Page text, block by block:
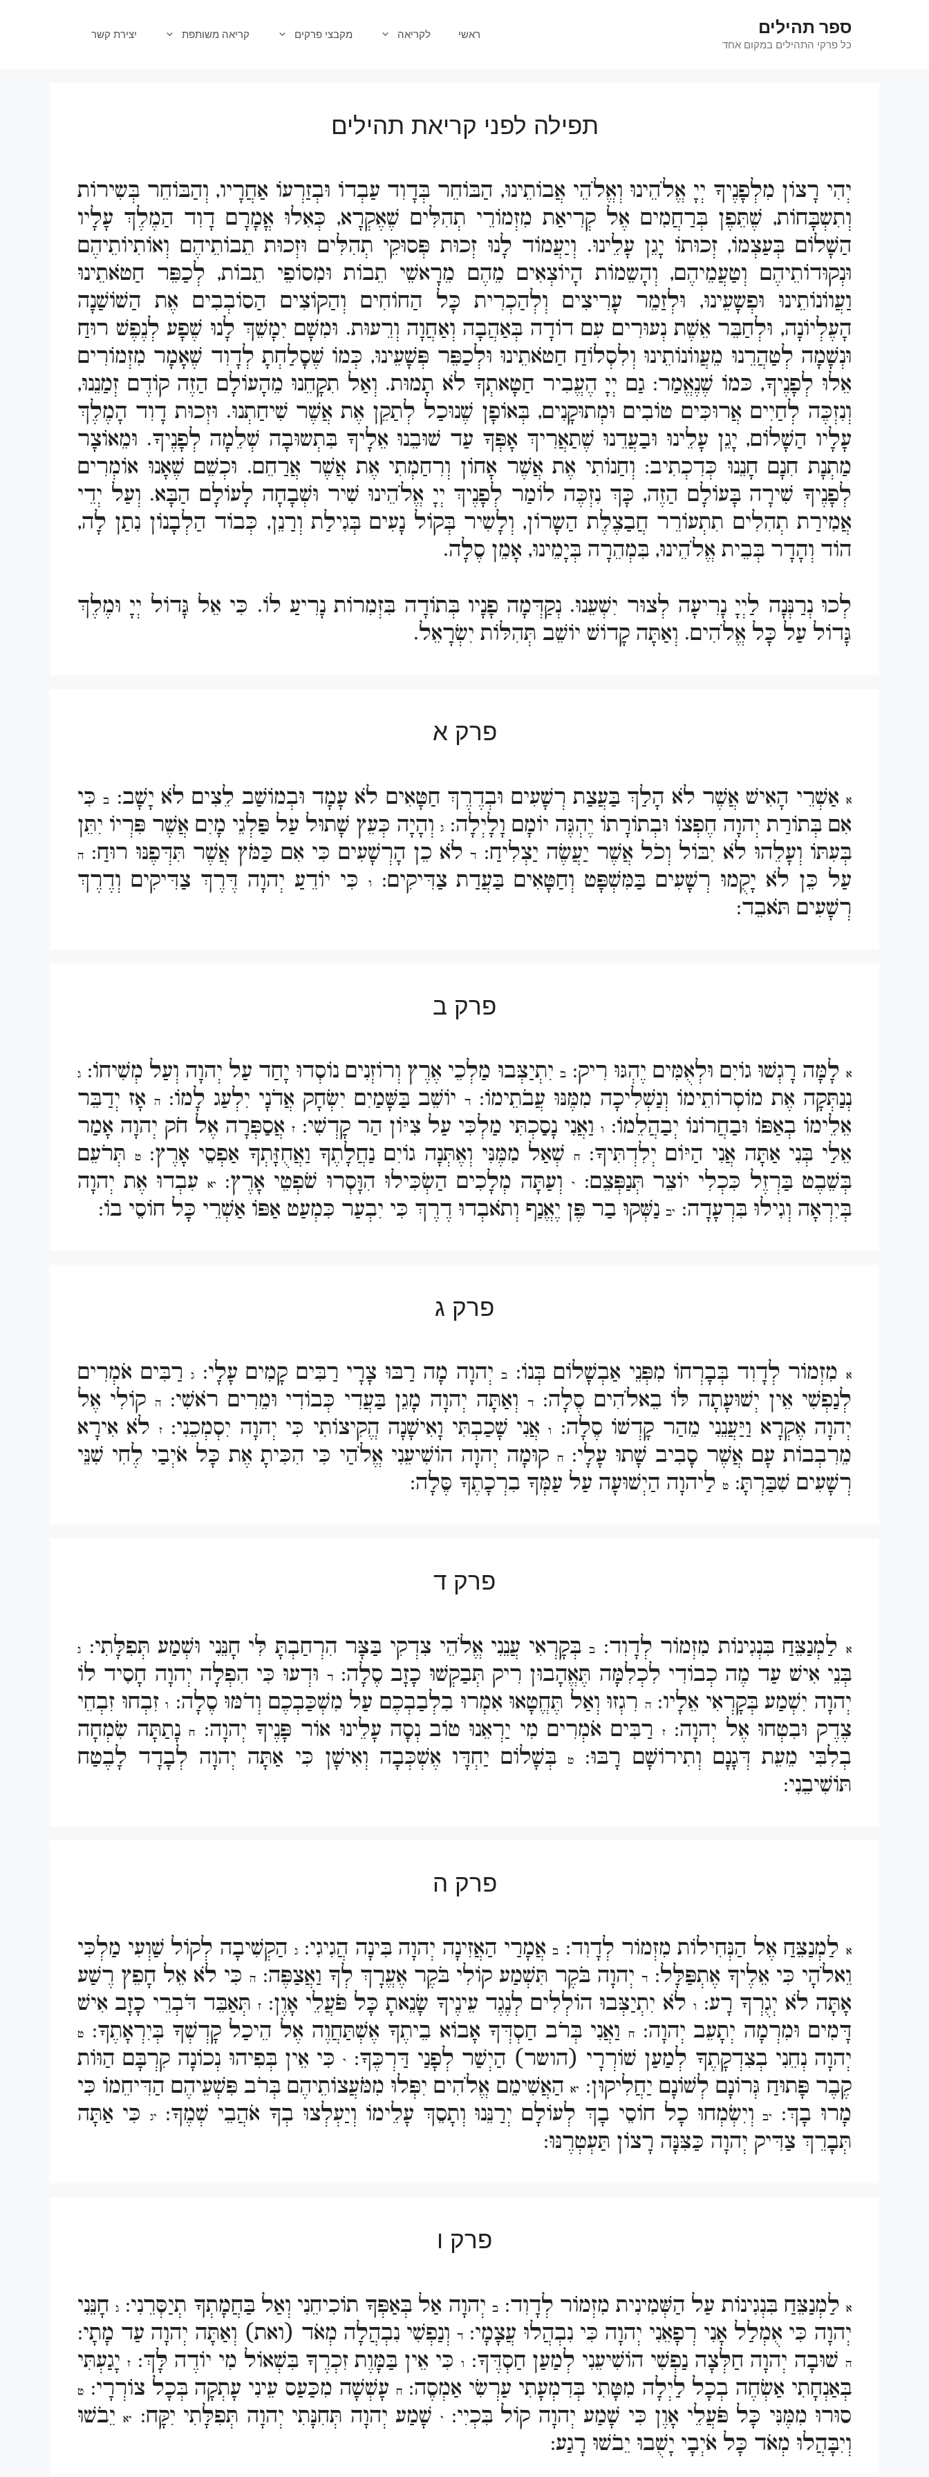
ספר תהילים
כל פרקי התהילים במקום אחד
ראשי לקריאה מקבצי פרקים קריאה משותפת יצירת קשר
תפילה לפני קריאת תהילים
יְהִי רָצוֹן מִלְפָנֶיךָ יְיָ אֱלֹהֵינוּ וְאֱלֹהֵי אֲבוֹתֵינוּ, הַבּוֹחֵר בְּדָוִד עַבְדוֹ וּבְזַרְעוֹ אַחֲרָיו, וְהַבּוֹחֵר בְּשִירוֹת
וְתִשְבָּחוֹת, שֶׁתֵּפֶן בְּרַחֲמִים אֶל קְרִיאַת מִזְמוֹרֵי תְהִלִּים שֶׁאֶקְרָא, כְּאִלוּ אֳמָרָם דָוִד הַמֶלֶךְ עָלָיו
הַשָׁלוֹם בְּעַצְמוֹ, זְכוּתוֹ יָגֵן עָלֵינוּ. וְיַעֲמוֹד לָנוּ זְכוּת פְּסוּקֵי תְהִלִּים וּזְכוּת תֵבוֹתֵיהֶם וְאוֹתִיוֹתֵיהֶם
וּנְקוּדוֹתֵיהֶם וְטַעֲמֵיהֶם, וְהָשֵמוֹת הָיוֹצְאִים מֵהֶם מֵרָאשֵׁי תֵבוֹת וּמִסוֹפֵי תֵבוֹת, לְכַפֵּר חַטֹאתֵינוּ
וַעֲווֹנוֹתֵינוּ וּפְשָעֵינוּ, וּלְזַמֵר עָרִיצִים וְלְהַכְרִית כָּל הַחוֹחִים וְהַקוֹצִים הַסוֹבְבִים אֶת הַשׁוֹשַׁנָה
הָעֶלְיוֹנָה, וּלְחַבֵּר אֵשֶׁת נְעוּרִים עִם דוֹדָה בְּאַהֲבָה וְאַחֲוָה וְרֵעוּת. וּמִשָׁם יִמָשֵׁךְ לָנוּ שֶׁפָע לְנֶפֶשׁ רוּחַ
וּנְשָׁמָה לְטַהֲרֵנוּ מֵעֲווֹנוֹתֵינוּ וְלִסְלוֹחַ חַטֹאתֵינוּ וּלְכַפֵּר פְּשָׁעֵינוּ, כְּמוֹ שֶׁסָלַחְתָ לְדָוִד שֶׁאָמָר מִזְמוֹרִים
אֵלוּ לְפָנֶיךָ, כּמוֹ שֶׁנֶאֱמַר: גַם יְיָ הֶעֱבִיר חַטָאתְךָ לֹא תָמוּת. וְאַל תִקָחֵנוּ מֵהָעוֹלָם הַזֶה קוֹדֶם זְמַנֵנוּ,
וְנִזְכֶּה לְחַיִים אֲרוּכִּים טוֹבִים וּמְתוּקָנִים, בְּאוֹפָן שֶׁנוּכַל לְתַקֵן אֶת אֲשֶׁר שִׁיחַתְנוּ. וּזְכוּת דָוִד הָמֶלֶךְ
עָלָיו הַשָׁלוֹם, יָגֵן עָלֵינוּ וּבַעֲדֵנוּ שֶׁתַאֲרִיךְ אָפְּךָ עַד שׁוּבֵנוּ אֵלָיךָ בִּתְשוּבָה שְׁלֵמָה לְפָנֶיךָ. וּמֵאוֹצָר
מַתְנָת חִנָם חָנֵנוּ כְּדִכְתִיב: וְחַנוֹתִי אֶת אֲשֶׁר אָחוֹן וְרִחַמְתִי אֶת אֲשֶׁר אֲרַחֵם. וּכְשֵׁם שֶׁאָנוּ אוֹמְרִים
לְפָנֶיךָ שִׁירָה בָּעוֹלָם הַזֶה, כָּךְ נִזְכֶּה לוֹמַר לְפָנֶיךְ יְיָ אֱלֹהֵינוּ שִׁיר וּשְׁבָחָה לָעוֹלָם הַבָּא. וְעַל יְדֵי
אֲמִירַת תְהִלִים תִתְעוֹרֵר חֲבַצֶלֶת הַשָרוֹן, וְלָשִיר בְּקוֹל נָעִים בְּגִילַת וְרַנֵן, כְּבוֹד הַלְבָנוֹן נִתַן לָה,
הוֹד וְהָדָר בְּבֵית אֱלֹהֵינוּ, בִּמְהֵרָה בְּיָמֵינוּ, אָמֵן סֶלָה.
לְכוּ נְרַנְּנָה לַיְיָ נָרִיעָה לְצוּר יִשְׁעֵנוּ. נְקַדְּמָה פָנָיו בְּתוֹדָה בִּזְמִרוֹת נָרִיעַ לוֹ. כִּי אֵל גָּדוֹל יְיָ וּמֶלֶךְ
גָּדוֹל עַל כָּל אֱלֹהִים. וְאַתָּה קָדוֹשׁ יוֹשֵׁב תְּהִלּוֹת יִשְׂרָאֵל.
פרק א
אאַשְׁרֵי הָאִישׁ אֲשֶׁר לֹא הָלַךְ בַּעֲצַת רְשָׁעִים וּבְדֶרֶךְ חַטָּאִים לֹא עָמָד וּבְמוֹשַׁב לֵצִים לֹא יָשָׁב: בכִּי
אִם בְּתוֹרַת יְהוָה חֶפְצוֹ וּבְתוֹרָתוֹ יֶהְגֶּה יוֹמָם וָלָיְלָה: ג וְהָיָה כְּעֵץ שָׁתוּל עַל פַּלְגֵי מָיִם אֲשֶׁר פִּרְיוֹ יִתֵּן
בְּעִתּוֹ וְעָלֵהוּ לֹא יִבּוֹל וְכֹל אֲשֶׁר יַעֲשֶׂה יַצְלִיחַ: דלֹא כֵן הָרְשָׁעִים כִּי אִם כַּמֹּץ אֲשֶׁר תִּדְּפֶנּוּ רוּחַ: ה
עַל כֵּן לֹא יָקֻמוּ רְשָׁעִים בַּמִּשְׁפָּט וְחַטָּאִים בַּעֲדַת צַדִּיקִים: ו
כִּי יוֹדֵעַ יְהוָה דֶּרֶךְ צַדִּיקִים וְדֶרֶךְ
רְשָׁעִים תֹּאבֵד:
פרק ב
אלָמָּה רָגְשׁוּ גוֹיִם וּלְאֻמִּים יֶהְגּוּ רִיק:ב יִתְיַצְּבוּ מַלְכֵי אֶרֶץ וְרוֹזְנִים נוֹסְדוּ יָחַד עַל יְהוָה וְעַל מְשִׁיחוֹ: ג
נְנַתְּקָה אֶת מוֹסְרוֹתֵימוֹ וְנַשְׁלִיכָה מִמֶּנּוּ עֲבֹתֵימוֹ: ד יוֹשֵׁב בַּשָּׁמַיִם יִשְׂחָק אֲדֹנָי יִלְעַג לָמוֹ: ה אָז יְדַבֵּר
אֵלֵימוֹ בְאַפּוֹ וּבַחֲרוֹנוֹ יְבַהֲלֵמוֹ: ו וַאֲנִי נָסַכְתִּי מַלְכִּי עַל צִיּוֹן הַר קָדְשִׁי: ז אֲסַפְּרָה אֶל חֹק יְהוָה אָמַר
אֵלַי בְּנִי אַתָּה אֲנִי הַיּוֹם יְלִדְתִּיךָ:ח שְׁאַל מִמֶּנִּי וְאֶתְּנָה גוֹיִם נַחֲלָתֶךָ וַאֲחֻזָּתְךָ אַפְסֵי אָרֶץ:ט
תְּרֹעֵם
בְּשֵׁבֶט בַּרְזֶל כִּכְלִי יוֹצֵר תְּנַפְּצֵם:
י וְעַתָּה מְלָכִים הַשְׂכִּילוּ הִוָּסְרוּ שֹׁפְטֵי אָרֶץ: יא
עִבְדוּ אֶת יְהוָה
בְּיִרְאָה וְגִילוּ בִּרְעָדָה: יב נַשְּׁקוּ בַר פֶּן יֶאֱנַף וְתֹאבְדוּ דֶרֶךְ כִּי יִבְעַר כִּמְעַט אַפּוֹ אַשְׁרֵי כָּל חוֹסֵי בוֹ:
פרק ג
אמִזְמוֹר לְדָוִד בְּבָרְחוֹ מִפְּנֵי אַבְשָׁלוֹם בְּנוֹ: ביְהוָה מָה רַבּוּ צָרָי רַבִּים קָמִים עָלָי: גרַבִּים אֹמְרִים
לְנַפְשִׁי אֵין יְשׁוּעָתָה לּוֹ בֵאלֹהִים סֶלָה:ד וְאַתָּה יְהוָה מָגֵן בַּעֲדִי כְּבוֹדִי וּמֵרִים רֹאשִׁי:ה קוֹלִי אֶל
יְהוָה אֶקְרָא וַיַּעֲנֵנִי מֵהַר קָדְשׁוֹ סֶלָה:
ואֲנִי שָׁכַבְתִּי וָאִישָׁנָה הֱקִיצוֹתִי כִּי יְהוָה יִסְמְכֵנִי:ז
לֹא אִירָא
מֵרִבְבוֹת עָם אֲשֶׁר סָבִיב שָׁתוּ עָלָי:
ח קוּמָה יְהוָה הוֹשִׁיעֵנִי אֱלֹהַי כִּי הִכִּיתָ אֶת כָּל אֹיְבַי לֶחִי שִׁנֵּי
רְשָׁעִים שִׁבַּרְתָּ: ט לַיהוָה הַיְשׁוּעָה עַל עַמְּךָ בִרְכָתֶךָ סֶּלָה:
פרק ד
א לַמְנַצֵּחַ בִּנְגִינוֹת מִזְמוֹר לְדָוִד: בבְּקָרְאִי עֲנֵנִי אֱלֹהֵי צִדְקִי בַּצָּר הִרְחַבְתָּ לִּי חָנֵּנִי וּשְׁמַע תְּפִלָּתִי: ג
בְּנֵי אִישׁ עַד מֶה כְבוֹדִי לִכְלִמָּה תֶּאֱהָבוּן רִיק תְּבַקְשׁוּ כָזָב סֶלָה:ד וּדְעוּ כִּי הִפְלָה יְהוָה חָסִיד לוֹ
יְהוָה יִשְׁמַע בְּקָרְאִי אֵלָיו:ה רִגְזוּ וְאַל תֶּחֱטָאוּ אִמְרוּ בִלְבַבְכֶם עַל מִשְׁכַּבְכֶם וְדֹמּוּ סֶלָה: וזִבְחוּ זִבְחֵי
צֶדֶק וּבִטְחוּ אֶל יְהוָה:ז רַבִּים אֹמְרִים מִי יַרְאֵנוּ טוֹב נְסָה עָלֵינוּ אוֹר פָּנֶיךָ יְהוָה: חנָתַתָּה שִׂמְחָה
בְלִבִּי מֵעֵת דְּגָנָם וְתִירוֹשָׁם רָבּוּ:
טבְּשָׁלוֹם יַחְדָּו אֶשְׁכְּבָה וְאִישָׁן כִּי אַתָּה יְהוָה לְבָדָד לָבֶטַח
תּוֹשִׁיבֵנִי:
פרק ה
א לַמְנַצֵּחַ אֶל הַנְּחִילוֹת מִזְמוֹר לְדָוִד: באֲמָרַי הַאֲזִינָה יְהוָה בִּינָה הֲגִיגִי:ג הַקְשִׁיבָה לְקוֹל שַׁוְעִי מַלְכִּי
וֵאלֹהָי כִּי אֵלֶיךָ אֶתְפַּלָּל: ד יְהוָה בֹּקֶר תִּשְׁמַע קוֹלִי בֹּקֶר אֶעֱרָךְ לְךָ וַאֲצַפֶּה: ה כִּי לֹא אֵל חָפֵץ רֶשַׁע
אָתָּה לֹא יְגֻרְךָ רָע: ו לֹא יִתְיַצְּבוּ הוֹלְלִים לְנֶגֶד עֵינֶיךָ שָׂנֵאתָ כָּל פֹּעֲלֵי אָוֶן: זתְּאַבֵּד דֹּבְרֵי כָזָב אִישׁ
דָּמִים וּמִרְמָה יְתָעֵב יְהוָה:ח וַאֲנִי בְּרֹב חַסְדְּךָ אָבוֹא בֵיתֶךָ אֶשְׁתַּחֲוֶה אֶל הֵיכַל קָדְשְׁךָ בְּיִרְאָתֶךָ: ט
יְהוָה נְחֵנִי בְצִדְקָתֶךָ לְמַעַן שׁוֹרְרָי (הושר) הַיְשַׁר לְפָנַי דַּרְכֶּךָ: יכִּי אֵין בְּפִיהוּ נְכוֹנָה קִרְבָּם הַוּוֹת
קֶבֶר פָּתוּחַ גְּרוֹנָם לְשׁוֹנָם יַחֲלִיקוּן: יא הַאֲשִׁימֵם אֱלֹהִים יִפְּלוּ מִמֹּעֲצוֹתֵיהֶם בְּרֹב פִּשְׁעֵיהֶם הַדִּיחֵמוֹ כִּי
מָרוּ בָךְ:
יבוְיִשְׂמְחוּ כָל חוֹסֵי בָךְ לְעוֹלָם יְרַנֵּנוּ וְתָסֵךְ עָלֵימוֹ וְיַעְלְצוּ בְךָ אֹהֲבֵי שְׁמֶךָ: יג
כִּי אַתָּה
תְּבָרֵךְ צַדִּיק יְהוָה כַּצִּנָּה רָצוֹן תַּעְטְרֶנּוּ:
פרק ו
א לַמְנַצֵּחַ בִּנְגִינוֹת עַל הַשְּׁמִינִית מִזְמוֹר לְדָוִד:ב יְהוָה אַל בְּאַפְּךָ תוֹכִיחֵנִי וְאַל בַּחֲמָתְךָ תְיַסְּרֵנִי: גחָנֵּנִי
יְהוָה כִּי אֻמְלַל אָנִי רְפָאֵנִי יְהוָה כִּי נִבְהֲלוּ עֲצָמָי:ד וְנַפְשִׁי נִבְהֲלָה מְאֹד (ואת) וְאַתָּה יְהוָה עַד מָתָי:
השׁוּבָה יְהוָה חַלְּצָה נַפְשִׁי הוֹשִׁיעֵנִי לְמַעַן חַסְדֶּךָ: ו כִּי אֵין בַּמָּוֶת זִכְרֶךָ בִּשְׁאוֹל מִי יוֹדֶה לָּךְ:ז יָגַעְתִּי
בְּאַנְחָתִי אַשְׂחֶה בְכָל לַיְלָה מִטָּתִי בְּדִמְעָתִי עַרְשִׂי אַמְסֶה:ח עָשְׁשָׁה מִכַּעַס עֵינִי עָתְקָה בְּכָל צוֹרְרָי: ט
סוּרוּ מִמֶּנִּי כָּל פֹּעֲלֵי אָוֶן כִּי שָׁמַע יְהוָה קוֹל בִּכְיִי: י שָׁמַע יְהוָה תְּחִנָּתִי יְהוָה תְּפִלָּתִי יִקָּח: יאיֵבֹשׁוּ
וְיִבָּהֲלוּ מְאֹד כָּל אֹיְבָי יָשֻׁבוּ יֵבֹשׁוּ רָגַע: